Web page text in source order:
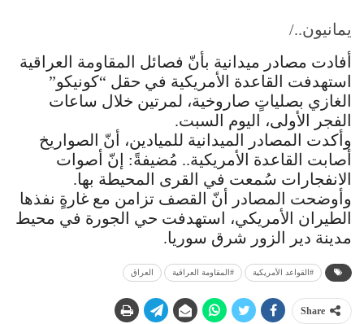
يمانيون../
أفادت مصادر ميدانية بأنّ فصائل المقاومة العراقية
استهدفت القاعدة الأمريكية في حقل “كونيكو”
الغازي بصلياتٍ صاروخية، لمرتين خلال ساعات
الفجر الأولى، اليوم السبت.
وأكدت المصادر الميدانية للميادين، أنّ الصواريخ
أصابت القاعدة الأمريكية.. مُضيفةً: إنّ أصوات
الانفجارات سُمعت في القرى المحيطة بها.
وأوضحت المصادر أنّ القصف تزامن مع غارةٍ نفذها
الطيران الأمريكي، استهدفت حي الجورة في محيط
مدينة دير الزور شرق سوريا.
#القواعد الأمريكية #المقاومة العراقية العراق
Share